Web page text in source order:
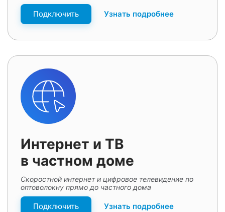
Подключить Узнать подробнее
Интернет и ТВ
в частном доме
Скоростной интернет и цифровое телевидение по
оптоволокну прямо до частного дома
Подключить Узнать подробнее